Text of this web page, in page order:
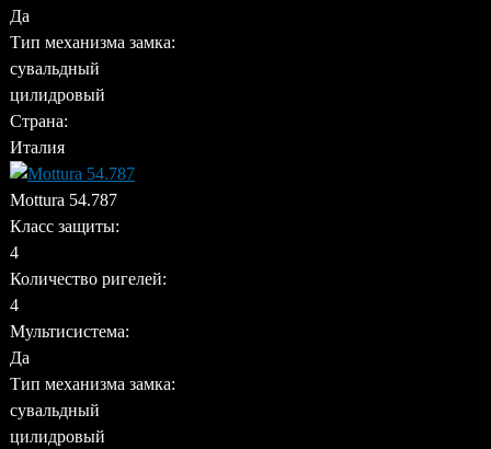
Да
Тип механизма замка:
сувальдный
цилидровый
Страна:
Италия
Mottura 54.787
Класс защиты:
4
Количество ригелей:
4
Мультисистема:
Да
Тип механизма замка:
сувальдный
цилидровый